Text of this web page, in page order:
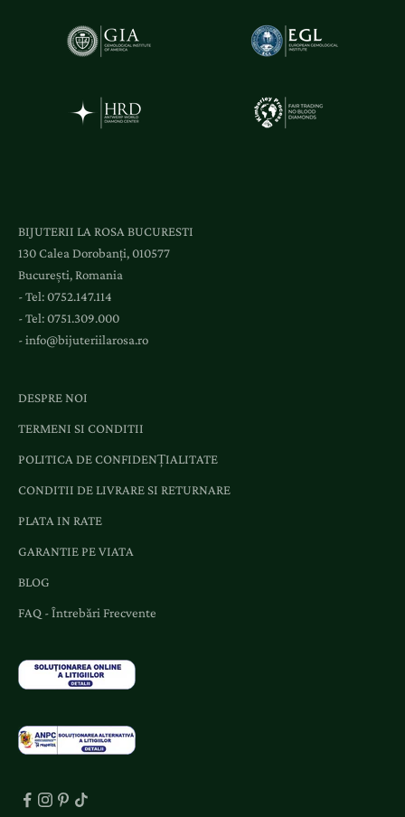
BIJUTERII LA ROSA BUCURESTI
130 Calea Dorobanți, 010577
București, Romania
- Tel:0752.147.114
- Tel:0751.309.000
-info@bijuteriilarosa.ro
DESPRE NOI
TERMENI SI CONDITII
POLITICA DE CONFIDENȚIALITATE
CONDITII DE LIVRARE SI RETURNARE
PLATA IN RATE
GARANTIE PE VIATA
BLOG
FAQ - Întrebări Frecvente